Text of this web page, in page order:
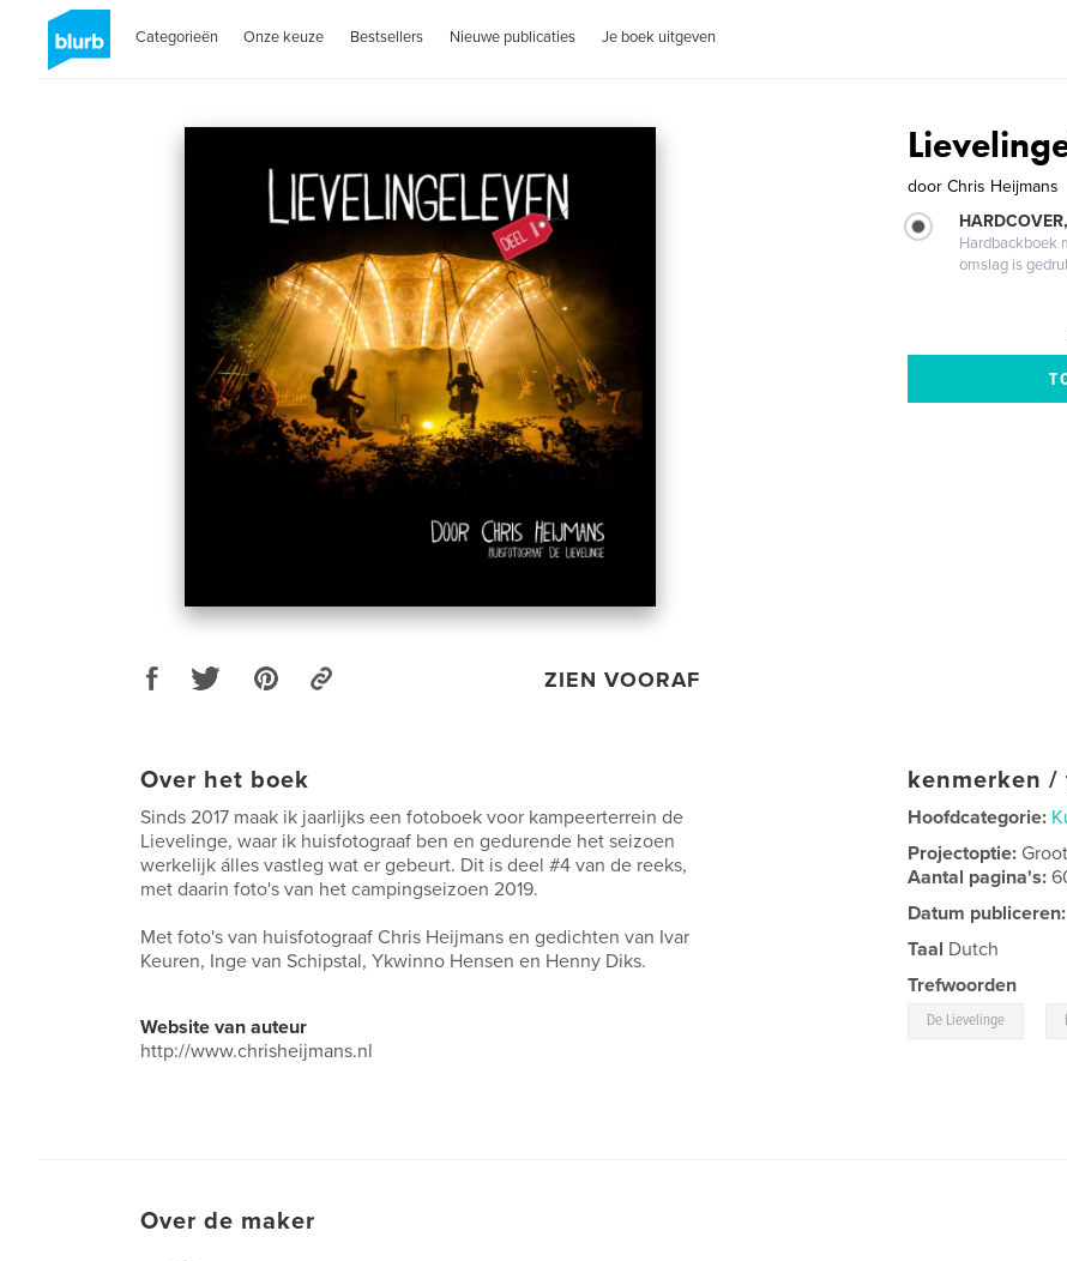
Categorieën Onze keuze Bestsellers Nieuwe publicaties Je boek uitgeven
ZIEN VOORAF
door Chris Heijmans
Hardbackboek
omslag is
Over het boek
Sinds 2017 maak ik jaarlijks een fotoboek voor kampeerterrein de
Lievelinge, waar ik huisfotograaf ben en gedurende het seizoen
werkelijk álles vastleg wat er gebeurt. Dit is deel #4 van de reeks,
met daarin foto's van het campingseizoen 2019.
Met foto's van huisfotograaf Chris Heijmans en gedichten van Ivar
Keuren, Inge van Schipstal, Ykwinno Hensen en Henny Diks.
Website van auteur
http://www.chrisheijmans.nl
kenmerken
Hoofdcategorie:
Projectoptie:
Aantal pagina's:
Datum publiceren:
Taal Dutch
Trefwoorden
De Lievelinge
Over de maker